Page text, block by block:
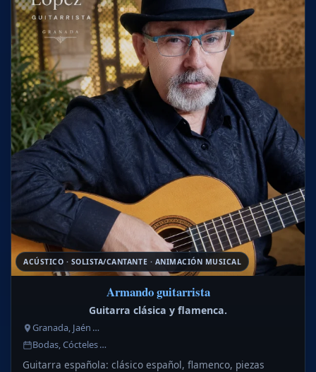
ACÚSTICO · SOLISTA/CANTANTE · ANIMACIÓN MUSICAL
Armando guitarrista
Guitarra clásica y flamenca.
Granada, Jaén …
Bodas, Cócteles …
Guitarra española: clásico español, flamenco, piezas